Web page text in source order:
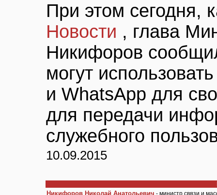
При этом сегодня,
Новости , глава
Никифоров
могут
и WhatsApp для
для передачи
служебного
10.09.2015
Никифоров Николай Анатольевич - министр связи и